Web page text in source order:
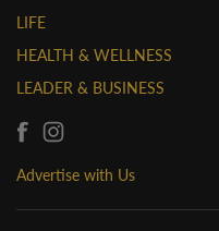
LIFE
HEALTH & WELLNESS
LEADER & BUSINESS
Advertise with Us